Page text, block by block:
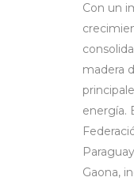
Con un
madera
energía.
Gaona,